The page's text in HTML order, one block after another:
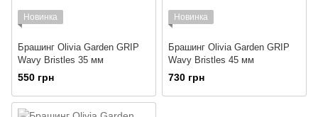
Новинка
Брашинг Olivia Garden GRIP
Wavy Bristles 35 мм
550 грн
Новинка
Брашинг Olivia Garden GRIP
Wavy Bristles 45 мм
730 грн